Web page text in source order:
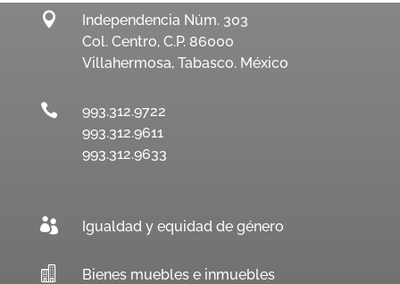

Independencia Núm. 303
Col. Centro, C.P. 86000
Villahermosa, Tabasco. México

993.312.9722
993.312.9611
993.312.9633
 Igualdad y equidad de género
 Bienes muebles e inmuebles